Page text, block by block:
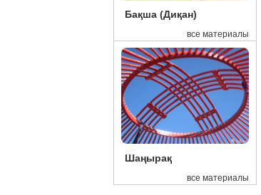
Бақша (Диқан)
все материалы
Шаңырақ
все материалы